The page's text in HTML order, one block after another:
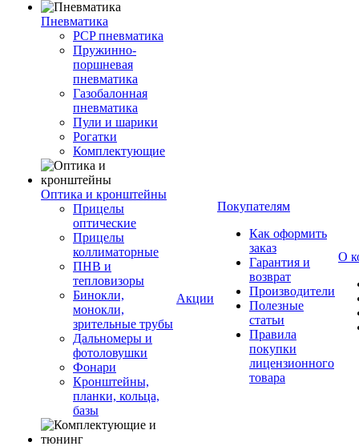
Пневматика
PCP пневматика
Пружинно-
поршневая
пневматика
Газобалонная
пневматика
Пули и шарики
Рогатки
Комплектующие
Оптика и кронштейны
Прицелы
оптические
Прицелы
коллиматорные
ПНВ и
тепловизоры
Бинокли,
монокли,
зрительные трубы
Дальномеры и
фотоловушки
Фонари
Кронштейны,
планки, кольца,
базы
Акции
Покупателям
Как оформить
заказ
Гарантия и
возврат
Производители
Полезные
статьи
Правила
покупки
лицензионного
товара
О